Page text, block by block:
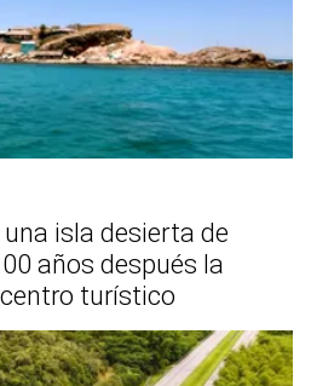
isla desierta de
años después la
turístico